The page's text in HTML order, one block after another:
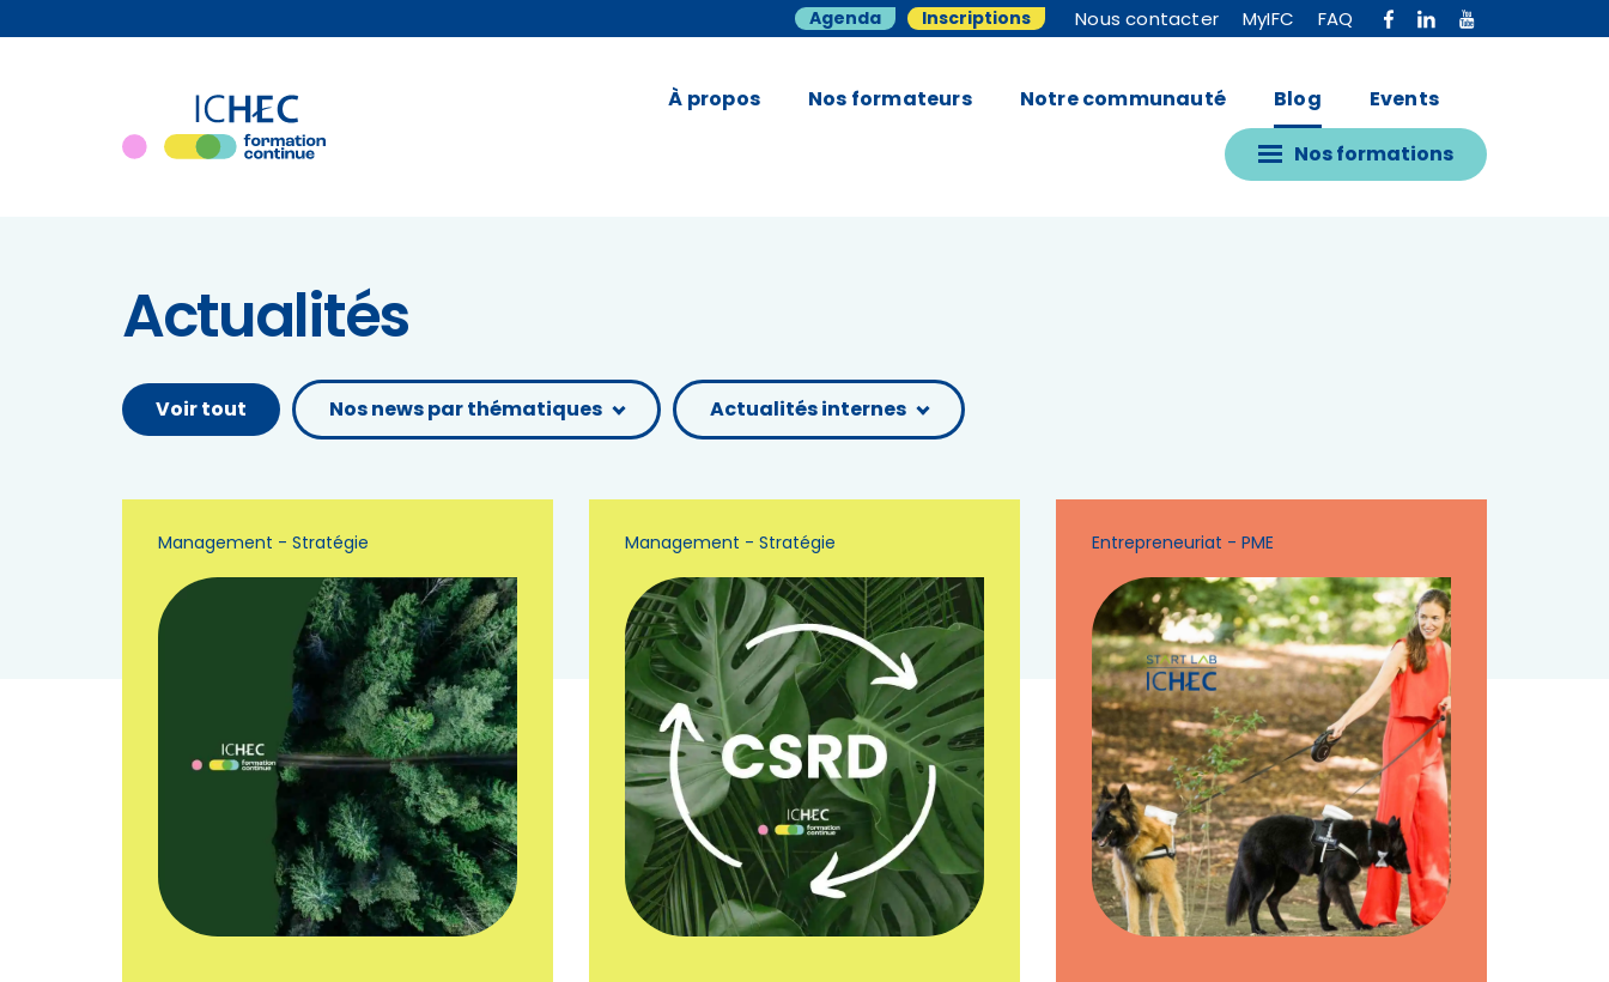
Agenda Inscriptions Nous contacter MyIFC FAQ
À propos Nos formateurs Notre communauté Blog Events
Nos formations
Actualités
Voir tout Nos news par thématiques Actualités internes
Management - Stratégie Management - Stratégie Entrepreneuriat - PME